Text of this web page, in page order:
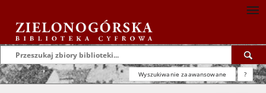
Wyszukiwanie zaawansowane ?